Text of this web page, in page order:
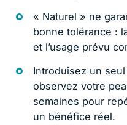
« Naturel » ne
bonne tolérance :
et l’usage prévu
Introduisez un
observez votre
semaines pour
un bénéfice réel.